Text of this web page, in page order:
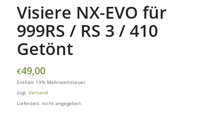
Visiere NX-EVO für
999RS / RS 3 / 410
Getönt
€49,00
Enthält 19% Mehrwertsteuer
zzgl. Versand
Lieferzeit: nicht angegeben